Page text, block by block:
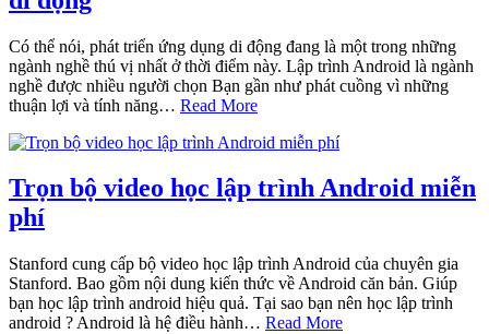
Có thể nói, phát triển ứng dụng di động đang là một trong những
ngành nghề thú vị nhất ở thời điểm này. Lập trình Android là ngành
nghề được nhiều người chọn Bạn gần như phát cuồng vì những
thuận lợi và tính năng… Read More
Trọn bộ video học lập trình Android miễn
phí
Stanford cung cấp bộ video học lập trình Android của chuyên gia
Stanford. Bao gồm nội dung kiến thức về Android căn bản. Giúp
bạn học lập trình android hiệu quả. Tại sao bạn nên học lập trình
android ? Android là hệ điều hành… Read More